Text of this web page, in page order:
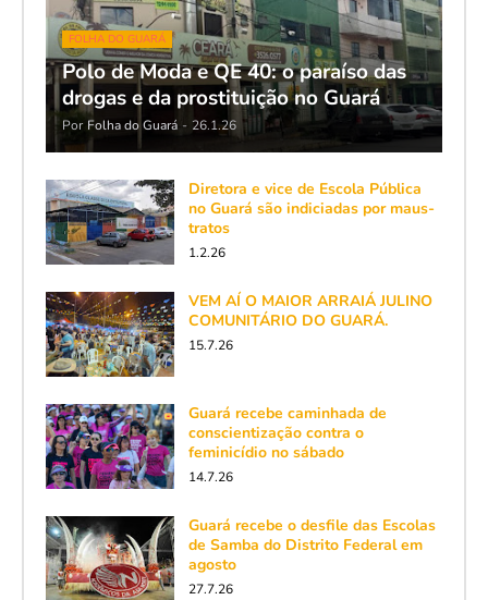
FOLHA DO GUARÁ
Polo de Moda e QE 40: o paraíso das
drogas e da prostituição no Guará
Por Folha do Guará - 26.1.26
Diretora e vice de Escola Pública
no Guará são indiciadas por maus-
tratos
1.2.26
VEM AÍ O MAIOR ARRAIÁ JULINO
COMUNITÁRIO DO GUARÁ.
15.7.26
Guará recebe caminhada de
conscientização contra o
feminicídio no sábado
14.7.26
Guará recebe o desfile das Escolas
de Samba do Distrito Federal em
agosto
27.7.26